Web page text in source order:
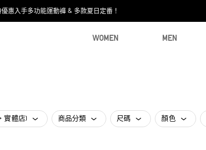
惠入手多功能運動褲 & 多款夏日定番！​
WOMEN MEN
實體店) 商品分類 尺碼 顏色